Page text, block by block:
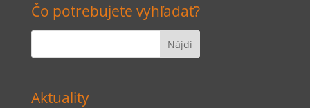
Čo potrebujete vyhľadať?
Aktuality